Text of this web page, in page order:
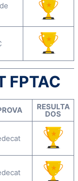
FPTAC
RESULTA
DOS